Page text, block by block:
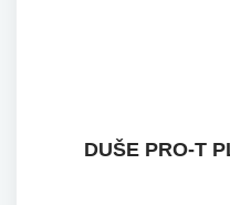
DUŠE PRO-T